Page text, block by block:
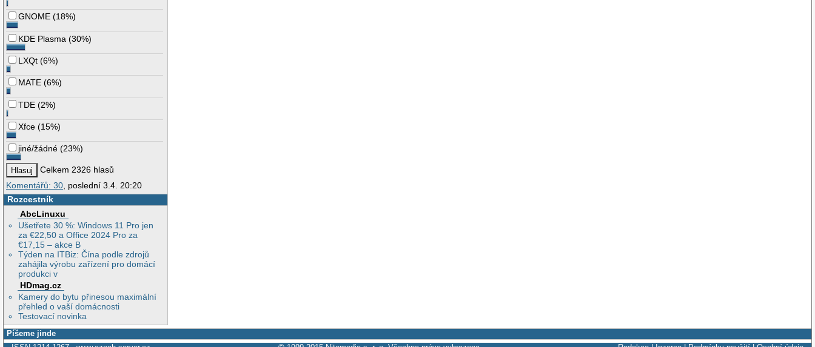
GNOME (18%)
KDE Plasma (30%)
LXQt (6%)
MATE (6%)
TDE (2%)
Xfce (15%)
jiné/žádné (23%)
Celkem 2326 hlasů
Komentářů: 30 , poslední 3.4. 20:20
Rozcestník
AbcLinuxu
Ušetřete 30 %: Windows 11 Pro jen
za €22,50 a Office 2024 Pro za
€17,15 – akce B
Týden na ITBiz: Čína podle zdrojů
zahájila výrobu zařízení pro domácí
produkci v
HDmag.cz
Kamery do bytu přinesou maximální
přehled o vaší domácnosti
Testovací novinka
Píšeme jinde